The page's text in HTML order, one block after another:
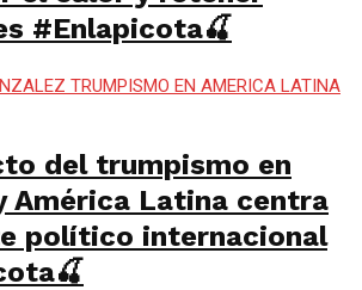
#Enlapicota🍒
del trumpismo en
América Latina centra
político internacional